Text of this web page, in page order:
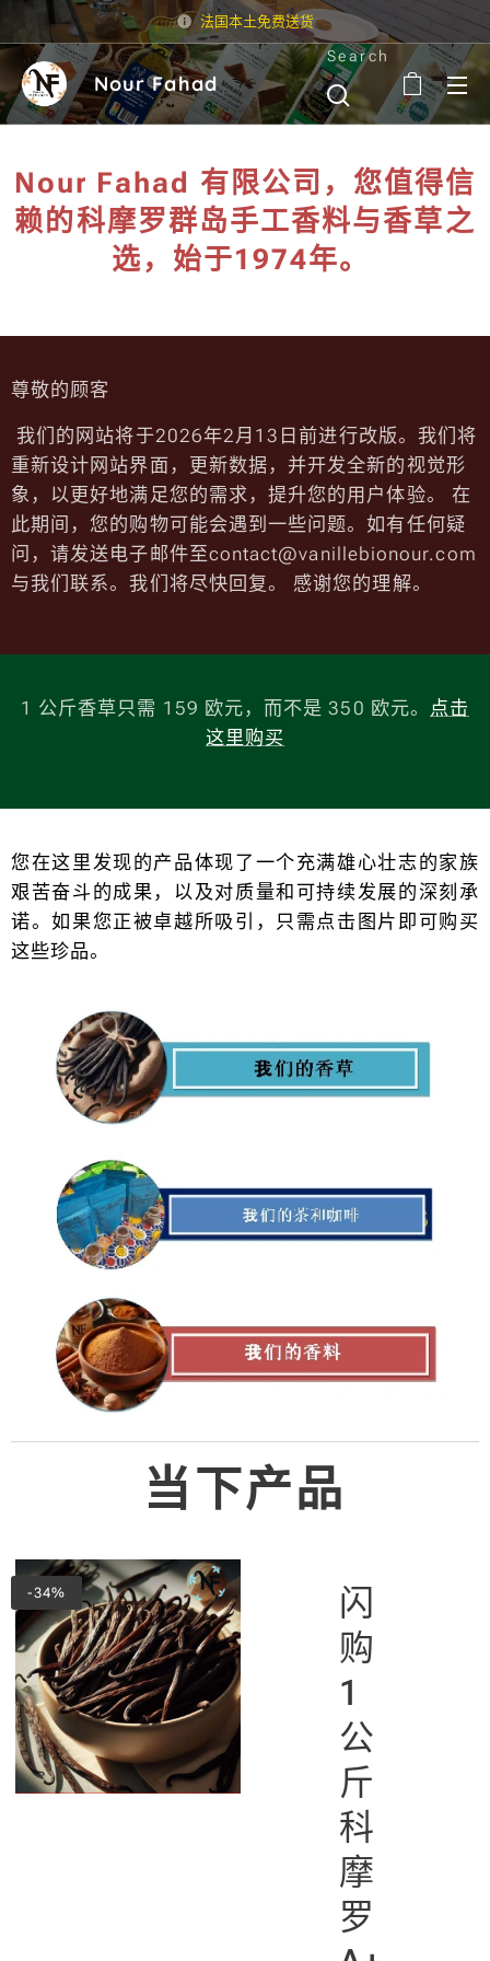
法国本土免费送货
Nour Fahad
Search
Nour Fahad 有限公司，您值得信
赖的科摩罗群岛手工香料与香草之
选，始于1974年。
尊敬的顾客
我们的网站将于2026年2月13日前进行改版。我们将
重新设计网站界面，更新数据，并开发全新的视觉形
象，以更好地满足您的需求，提升您的用户体验。 在
此期间，您的购物可能会遇到一些问题。如有任何疑
问，请发送电子邮件至contact@vanillebionour.com
与我们联系。我们将尽快回复。 感谢您的理解。
1 公斤香草只需 159 欧元，而不是 350 欧元。 点击
这里购买
您在这里发现的产品体现了一个充满雄心壮志的家族
艰苦奋斗的成果，以及对质量和可持续发展的深刻承
诺。如果您正被卓越所吸引，只需点击图片即可购买
这些珍品。
当下产品
-34%
闪
购
1
公
斤
科
摩
罗